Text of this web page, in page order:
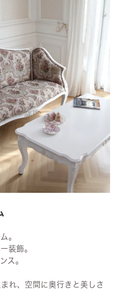
。
装飾。
ス。
れ、空間に奥行きと美しさ